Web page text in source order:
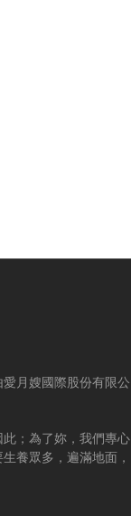
月嫂國際股份有限公
；為了妳，我們專心
養眾多，遍滿地面，